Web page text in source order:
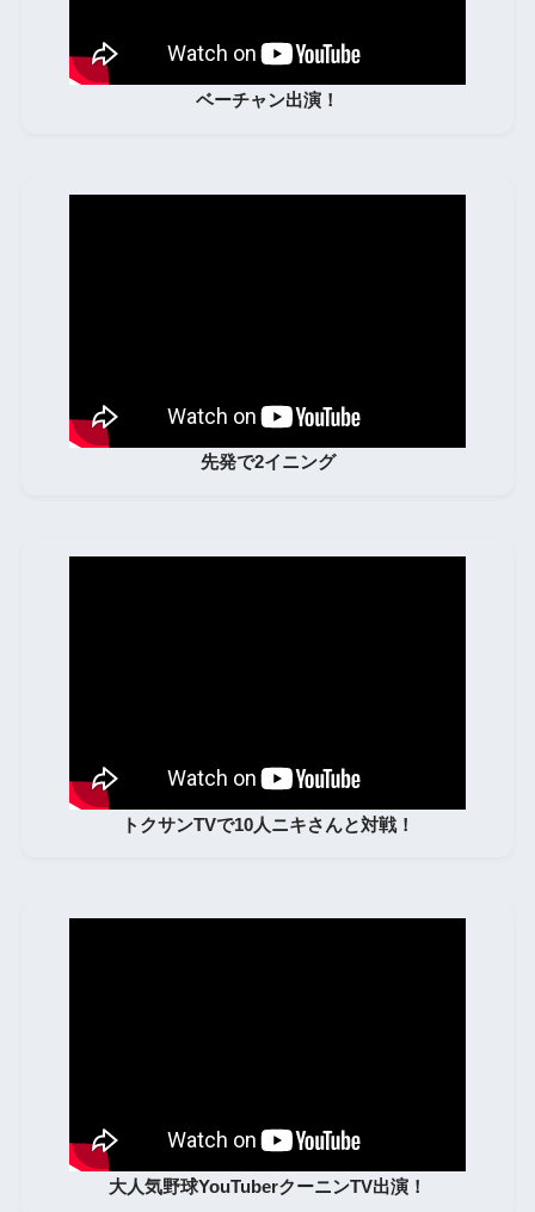
ベーチャン出演！
先発で2イニング
トクサンTVで10人ニキさんと対戦！
大人気野球YouTuberクーニンTV出演！